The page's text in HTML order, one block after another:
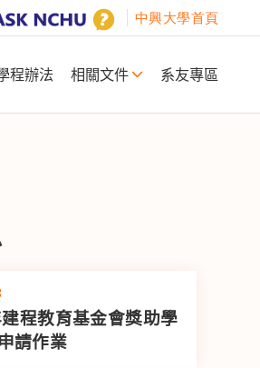
中興大學首頁
程辦法 相關文件 系友專區
程教育基金會獎助學
請作業